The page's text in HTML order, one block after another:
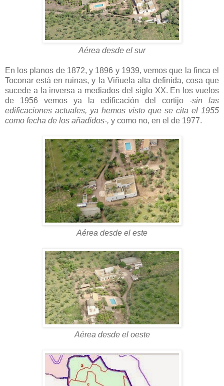
Aérea desde el sur
En los planos de 1872, y 1896 y 1939, vemos que la finca el
Toconar está en ruinas, y la Viñuela alta definida, cosa que
sucede a la inversa a mediados del siglo XX. En los vuelos
de 1956 vemos ya la edificación del cortijo -sin las
edificaciones actuales, ya hemos visto que se cita el 1955
como fecha de los añadidos-, y como no, en el de 1977.
Aérea desde el este
Aérea desde el oeste